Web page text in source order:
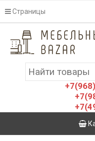
Страницы